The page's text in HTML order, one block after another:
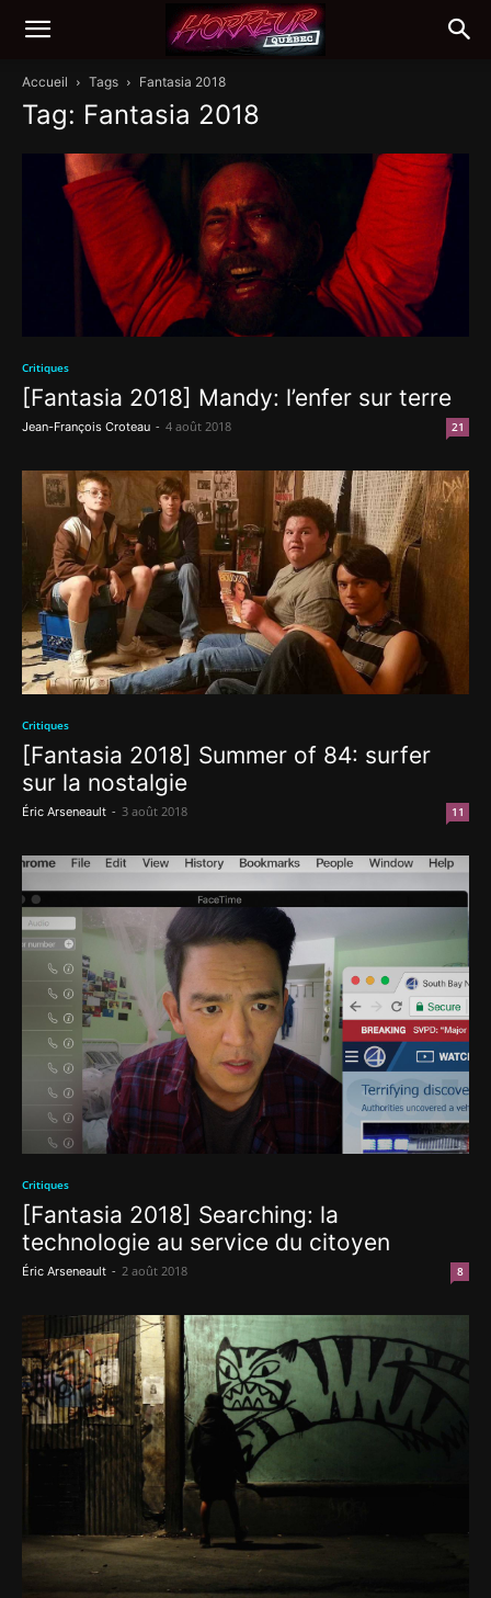
Accueil Tags Fantasia 2018
Tag: Fantasia 2018
Critiques
[Fantasia 2018] Mandy: l’enfer sur terre
Jean-François Croteau - 4 août 2018 21
Critiques
[Fantasia 2018] Summer of 84: surfer
sur la nostalgie
Éric Arseneault - 3 août 2018 11
Critiques
[Fantasia 2018] Searching: la
technologie au service du citoyen
Éric Arseneault - 2 août 2018 8